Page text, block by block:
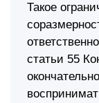
Такое
статьи 55